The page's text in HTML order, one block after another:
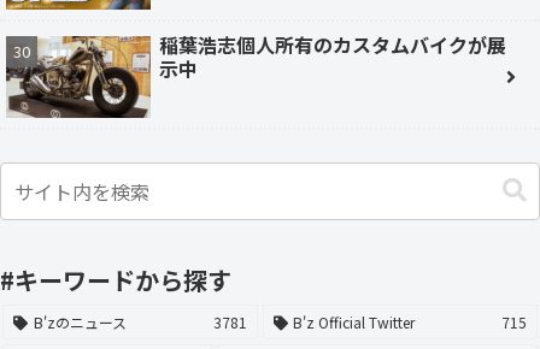
稲葉浩志個人所有のカスタムバイクが展
示中
#キーワードから探す
B'zのニュース 3781 B'z Official Twitter
715